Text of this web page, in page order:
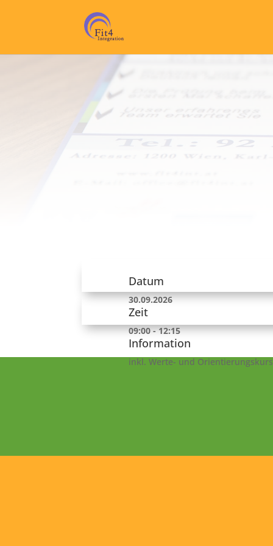
Datum
30.09.2026
Zeit
09:00 - 12:15
Information
inkl. Werte- und